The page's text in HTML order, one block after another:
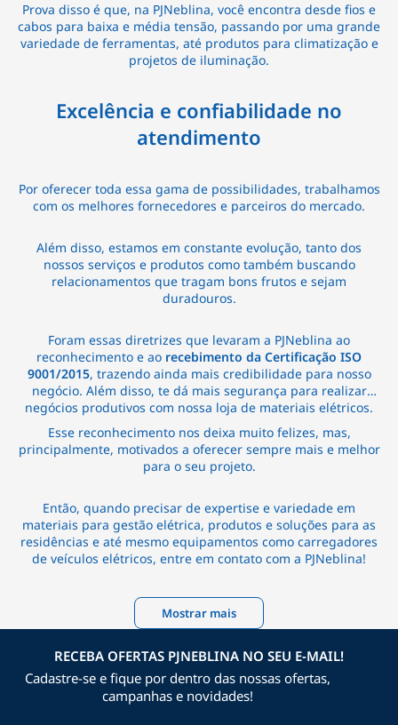
Prova disso é que, na PJNeblina, você encontra desde fios e
cabos para baixa e média tensão, passando por uma grande
variedade de ferramentas, até produtos para climatização e
projetos de iluminação.
Excelência e confiabilidade no
atendimento
Por oferecer toda essa gama de possibilidades, trabalhamos
com os melhores fornecedores e parceiros do mercado.
Além disso, estamos em constante evolução, tanto dos
nossos serviços e produtos como também buscando
relacionamentos que tragam bons frutos e sejam
duradouros.
Foram essas diretrizes que levaram a PJNeblina ao
reconhecimento e ao recebimento da Certificação ISO
9001/2015, trazendo ainda mais credibilidade para nosso
negócio. Além disso, te dá mais segurança para realizar
negócios produtivos com nossa loja de materiais elétricos.
Esse reconhecimento nos deixa muito felizes, mas,
principalmente, motivados a oferecer sempre mais e melhor
para o seu projeto.
Então, quando precisar de expertise e variedade em
materiais para gestão elétrica, produtos e soluções para as
residências e até mesmo equipamentos como carregadores
de veículos elétricos, entre em contato com a PJNeblina!
Mostrar mais
RECEBA OFERTAS PJNEBLINA NO SEU E-MAIL!
Cadastre-se e fique por dentro das nossas ofertas,
campanhas e novidades!